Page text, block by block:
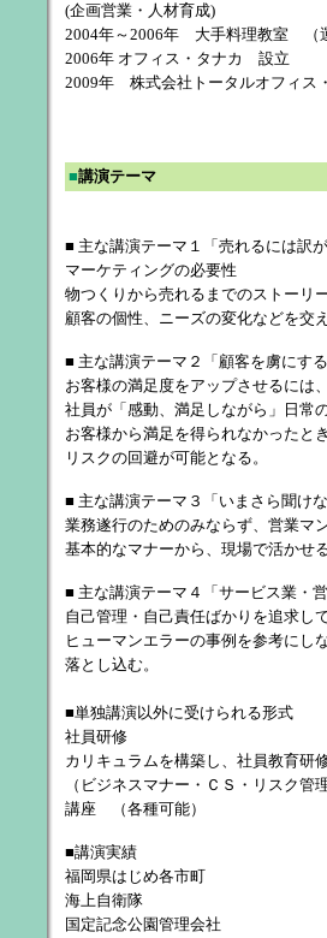
(企画営業・人材育成)
2004年～2006年 大手料理教室 （
2006年 オフィス・タナカ 設立
2009年 株式会社トータルオフィス
■講演テーマ
■ 主な講演テーマ１「売れるには訳
マーケティングの必要性
物つくりから売れるまでのストーリ
顧客の個性、ニーズの変化などを交
■ 主な講演テーマ２「顧客を虜にす
お客様の満足度をアップさせるには
社員が「感動、満足しながら」日常
お客様から満足を得られなかったと
リスクの回避が可能となる。
■ 主な講演テーマ３「いまさら聞け
業務遂行のためのみならず、営業マ
基本的なマナーから、現場で活かせ
■ 主な講演テーマ４「サービス業・
自己管理・自己責任ばかりを追求し
ヒューマンエラーの事例を参考にし
落とし込む。
■単独講演以外に受けられる形式
社員研修
カリキュラムを構築し、社員教育研
（ビジネスマナー・ＣＳ・リスク
講座 （各種可能）
■講演実績
福岡県はじめ各市町
海上自衛隊
国定記念公園管理会社